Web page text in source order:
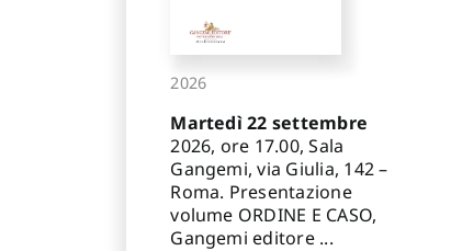
2026
Martedì 22 settembre
2026, ore 17.00, Sala
Gangemi, via Giulia, 142 –
Roma. Presentazione
volume ORDINE E CASO,
Gangemi editore ...